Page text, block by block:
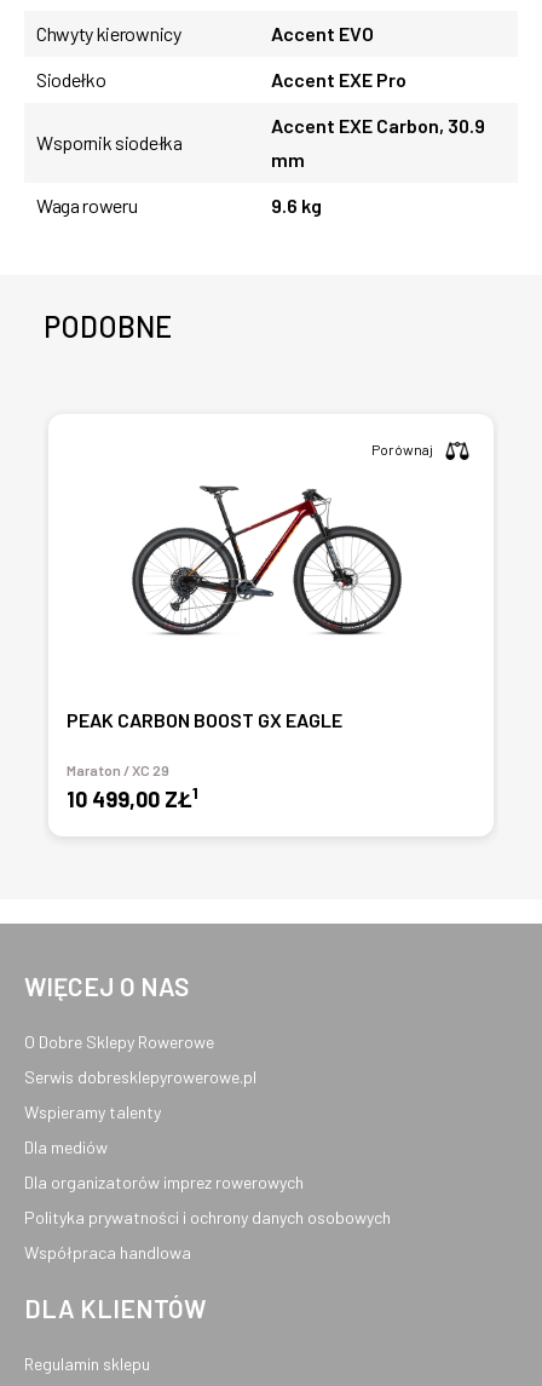
Chwyty kierownicy
Accent EVO
Siodełko
Accent EXE Pro
Wspornik siodełka
Accent EXE Carbon, 30.9
mm
Waga roweru
9.6 kg
PODOBNE
PEAK CARBON BOOST GX EAGLE
Maraton / XC 29
10 499,00 ZŁ1
Porównaj
WIĘCEJ O NAS
O Dobre Sklepy Rowerowe
Serwis dobresklepyrowerowe.pl
Wspieramy talenty
Dla mediów
Dla organizatorów imprez rowerowych
Polityka prywatności i ochrony danych osobowych
Współpraca handlowa
DLA KLIENTÓW
Regulamin sklepu